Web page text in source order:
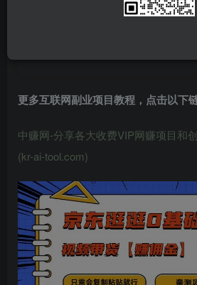
更多互联网副业项目教程，点击以下
中赚网-分享各大收费VIP网赚项目和
(kr-ai-tool.com)